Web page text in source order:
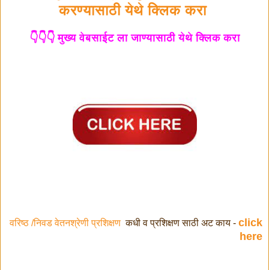
करण्यासाठी येथे क्लिक करा
मुख्य वेबसाईट ला जाण्यासाठी येथे क्लिक करा 👇👇👇
वरिष्ठ /निवड वेतनश्रेणी प्रशिक्षण कधी व प्रशिक्षण साठी अट काय - click
here